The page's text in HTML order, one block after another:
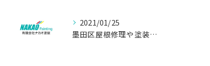
2021/01/25
墨田区屋根修理や塗装工事は、【人気のナカオ塗装へ！】